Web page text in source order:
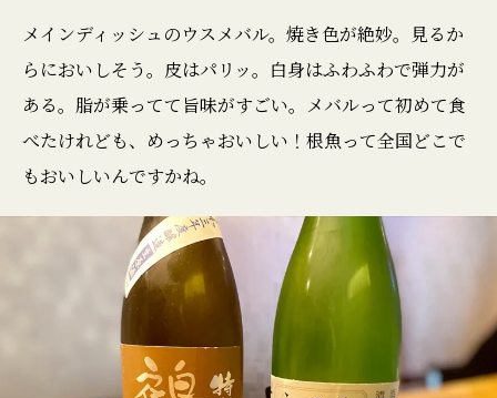
メインディッシュのウスメバル。焼き色が絶妙。見るか
らにおいしそう。皮はパリッ。白身はふわふわで弾力が
ある。脂が乗ってて旨味がすごい。メバルって初めて食
べたけれども、めっちゃおいしい！根魚って全国どこで
もおいしいんですかね。